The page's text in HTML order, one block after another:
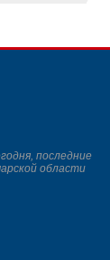
последние
области